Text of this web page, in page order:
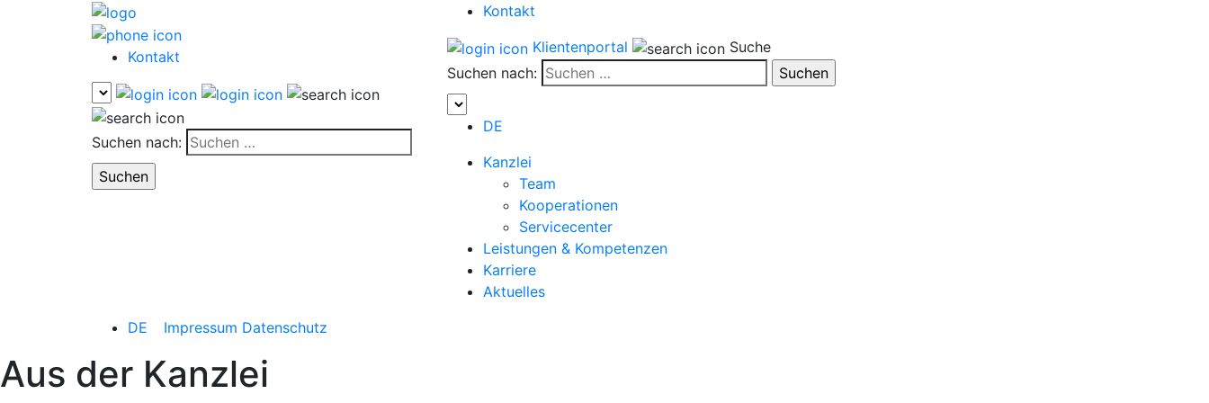
Kontakt
Suchen nach:
Kontakt
Klientenportal
Suche
Suchen nach:
DE
Kanzlei
Team
Kooperationen
Servicecenter
Leistungen & Kompetenzen
Karriere
Aktuelles
DE
Impressum Datenschutz
Aus der Kanzlei